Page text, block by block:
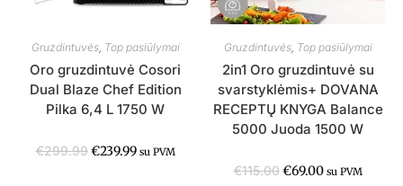
Gruzdintuvės, Top pasiūlymai
Oro gruzdintuvė Cosori
Dual Blaze Chef Edition
Pilka 6,4 L 1750 W
€299.99 €239.99 su PVM
Gruzdintuvės, Top pasiūlymai
2in1 Oro gruzdintuvė su
svarstyklėmis+ DOVANA
RECEPTŲ KNYGA Balance
5000 Juoda 1500 W
€115.00 €69.00 su PVM